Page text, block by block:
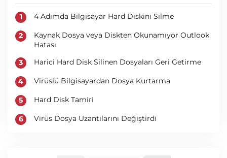
4 Adımda Bilgisayar Hard Diskini Silme
Kaynak Dosya veya Diskten Okunamıyor Outlook
Hatası
Harici Hard Disk Silinen Dosyaları Geri Getirme
Virüslü Bilgisayardan Dosya Kurtarma
Hard Disk Tamiri
Virüs Dosya Uzantılarını Değiştirdi